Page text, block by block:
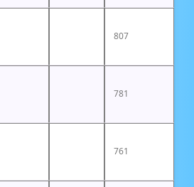
807
781
761